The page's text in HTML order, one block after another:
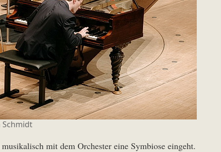
Schmidt
mit dem Orchester eine Symbiose eingeht.